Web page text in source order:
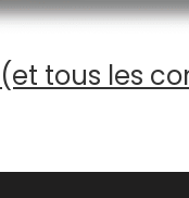
tous les